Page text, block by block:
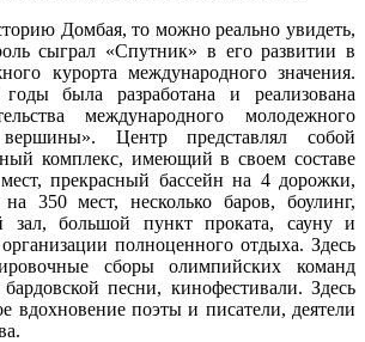
Домбая, то можно реально увидеть,
сыграл «Спутник» в его развитии в
курорта международного значения.
была разработана и реализована
международного молодежного
Центр представлял собой
комплекс, имеющий в своем составе
прекрасный бассейн на 4 дорожки,
на 350 мест, несколько баров, боулинг,
большой пункт проката, сауну и
полноценного отдыха. Здесь
сборы олимпийских команд
песни, кинофестивали. Здесь
вдохновение поэты и писатели, деятели